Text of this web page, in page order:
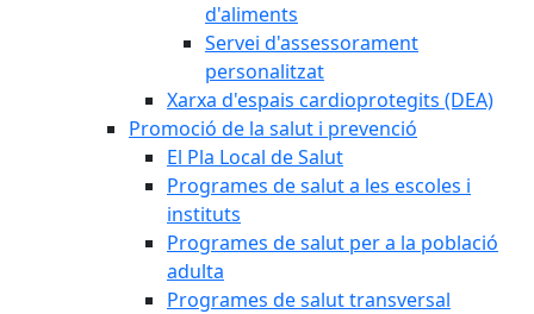
d'aliments
Servei d'assessorament
personalitzat
Xarxa d'espais cardioprotegits (DEA)
Promoció de la salut i prevenció
El Pla Local de Salut
Programes de salut a les escoles i
instituts
Programes de salut per a la població
adulta
Programes de salut transversal